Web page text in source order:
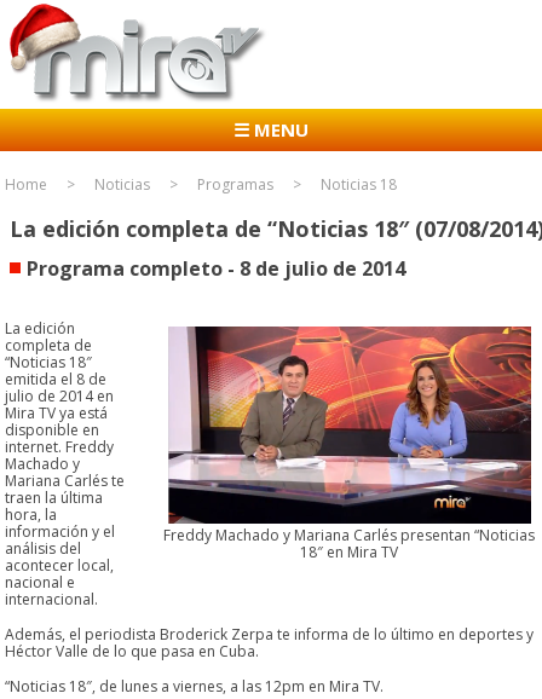
☰ MENU
Home Noticias Programas Noticias 18
La edición completa de “Noticias 18″ (07/08/
Programa completo - 8 de julio de 2014
Freddy Machado y Mariana Carlés presentan “Noticias
18″ en Mira TV
La edición
completa de
“Noticias 18″
emitida el 8 de
julio de 2014 en
Mira TV ya está
disponible en
internet. Freddy
Machado y
Mariana Carlés te
traen la última
hora, la
información y el
análisis del
acontecer local,
nacional e
internacional.
Además, el periodista Broderick Zerpa te informa de lo último en deportes y
Héctor Valle de lo que pasa en Cuba.
“Noticias 18″, de lunes a viernes, a las 12pm en Mira TV.